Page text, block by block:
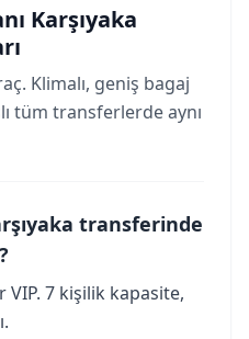
Karşıyaka
Klimalı, geniş bagaj
tüm transferlerde aynı
transferinde
VIP. 7 kişilik kapasite,